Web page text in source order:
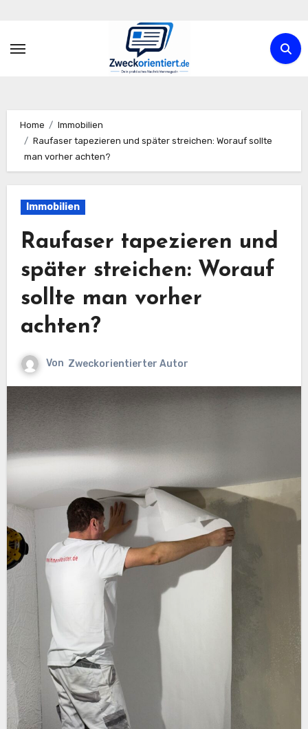
springen
Home
Immobilien
Raufaser tapezieren und später streichen: Worauf sollte
man vorher achten?
Immobilien
Raufaser tapezieren und
später streichen: Worauf
sollte man vorher
achten?
Von Zweckorientierter Autor